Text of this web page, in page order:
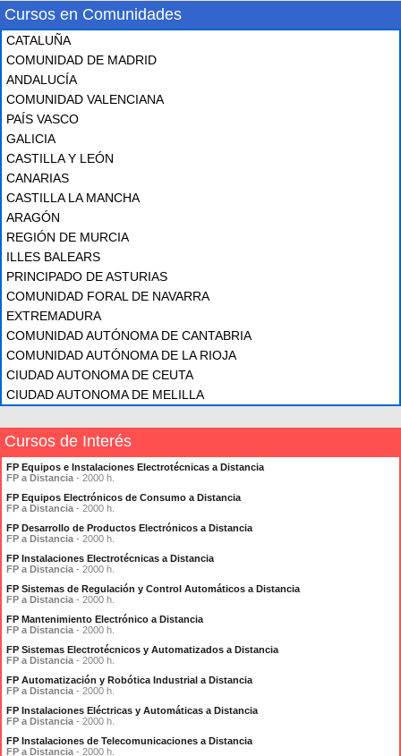
Cursos en Comunidades
CATALUÑA
COMUNIDAD DE MADRID
ANDALUCÍA
COMUNIDAD VALENCIANA
PAÍS VASCO
GALICIA
CASTILLA Y LEÓN
CANARIAS
CASTILLA LA MANCHA
ARAGÓN
REGIÓN DE MURCIA
ILLES BALEARS
PRINCIPADO DE ASTURIAS
COMUNIDAD FORAL DE NAVARRA
EXTREMADURA
COMUNIDAD AUTÓNOMA DE CANTABRIA
COMUNIDAD AUTÓNOMA DE LA RIOJA
CIUDAD AUTONOMA DE CEUTA
CIUDAD AUTONOMA DE MELILLA
Cursos de Interés
FP Equipos e Instalaciones Electrotécnicas a Distancia
FP a Distancia - 2000 h.
FP Equipos Electrónicos de Consumo a Distancia
FP a Distancia - 2000 h.
FP Desarrollo de Productos Electrónicos a Distancia
FP a Distancia - 2000 h.
FP Instalaciones Electrotécnicas a Distancia
FP a Distancia - 2000 h.
FP Sistemas de Regulación y Control Automáticos a Distancia
FP a Distancia - 2000 h.
FP Mantenimiento Electrónico a Distancia
FP a Distancia - 2000 h.
FP Sistemas Electrotécnicos y Automatizados a Distancia
FP a Distancia - 2000 h.
FP Automatización y Robótica Industrial a Distancia
FP a Distancia - 2000 h.
FP Instalaciones Eléctricas y Automáticas a Distancia
FP a Distancia - 2000 h.
FP Instalaciones de Telecomunicaciones a Distancia
FP a Distancia - 2000 h.